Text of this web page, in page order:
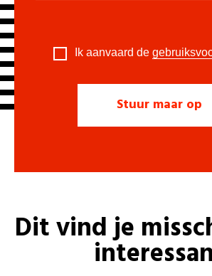
Ik aanvaard de
Dit vind je